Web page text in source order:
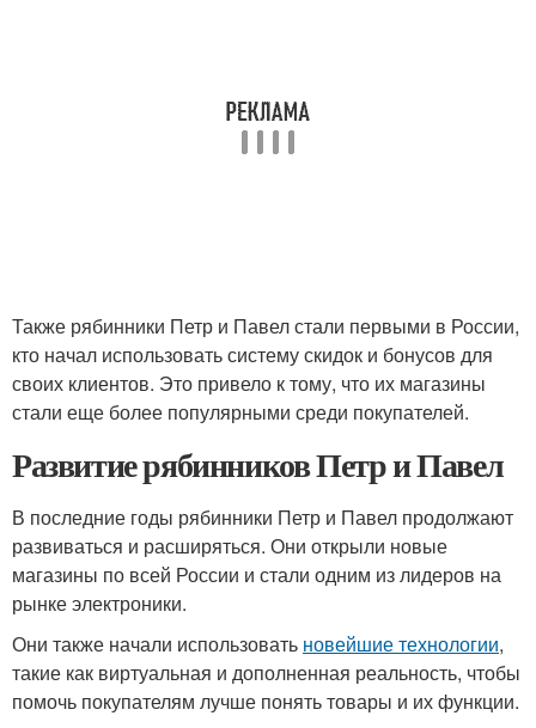
Также рябинники Петр и Павел стали первыми в России,
кто начал использовать систему скидок и бонусов для
своих клиентов. Это привело к тому, что их магазины
стали еще более популярными среди покупателей.
Развитие рябинников Петр и Павел
В последние годы рябинники Петр и Павел продолжают
развиваться и расширяться. Они открыли новые
магазины по всей России и стали одним из лидеров на
рынке электроники.
Они также начали использовать новейшие технологии,
такие как виртуальная и дополненная реальность, чтобы
помочь покупателям лучше понять товары и их функции.